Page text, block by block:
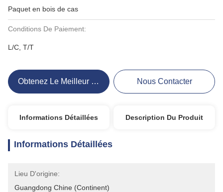
Paquet en bois de cas
Conditions De Paiement:
L/C, T/T
Obtenez Le Meilleur Prix Nous Contacter
Informations Détaillées Description Du Produit
Informations Détaillées
Lieu D'origine:
Guangdong Chine (continent)